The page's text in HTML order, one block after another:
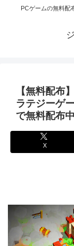
PCゲームの無料配
【無料配布
ラテジーゲ
で無料配布
X